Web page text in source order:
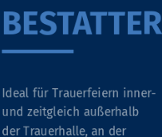
BESTATTER
Ideal für Trauerfeiern inner-
und zeitgleich außerhalb
der Trauerhalle, an der